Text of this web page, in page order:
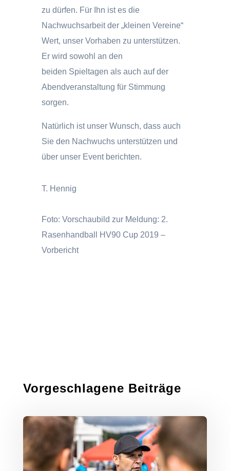
zu dürfen. Für Ihn ist es die
Nachwuchsarbeit der „kleinen Vereine“
Wert, unser Vorhaben zu unterstützen.
Er wird sowohl an den
beiden Spieltagen als auch auf der
Abendveranstaltung für Stimmung
sorgen.
Natürlich ist unser Wunsch, dass auch
Sie den Nachwuchs unterstützen und
über unser Event berichten.
T. Hennig
Foto: Vorschaubild zur Meldung: 2.
Rasenhandball HV90 Cup 2019 –
Vorbericht
Vorgeschlagene Beiträge